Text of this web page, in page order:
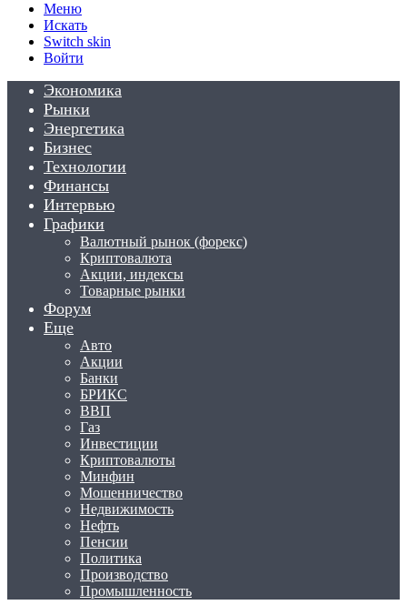
Меню
Искать
Switch skin
Войти
Экономика
Рынки
Энергетика
Бизнес
Технологии
Финансы
Интервью
Графики
Валютный рынок (форекс)
Криптовалюта
Акции, индексы
Товарные рынки
Форум
Еще
Авто
Акции
Банки
БРИКС
ВВП
Газ
Инвестиции
Криптовалюты
Минфин
Мошенничество
Недвижимость
Нефть
Пенсии
Политика
Производство
Промышленность